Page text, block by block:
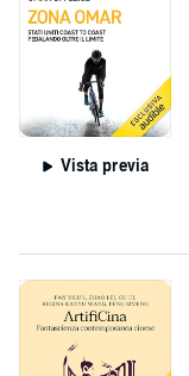
Vista previa